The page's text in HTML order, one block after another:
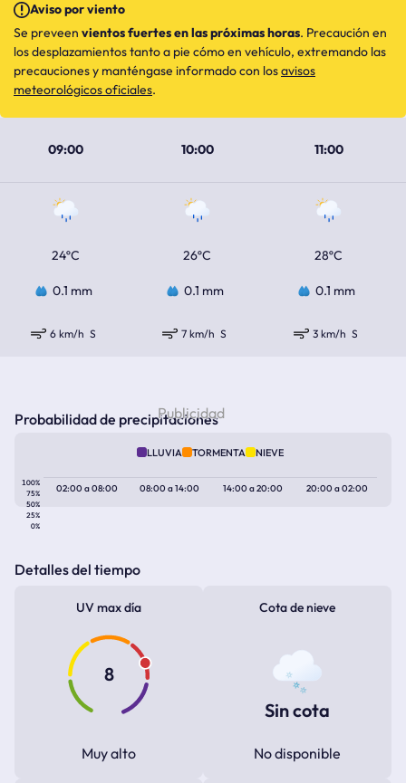
09:00 10:00 11:00
24ºC 26ºC 28ºC
0.1 mm 0.1 mm 0.1 mm
6 km/h S 7 km/h S 3 km/h S
Aviso por viento
Se preveen vientos fuertes en las próximas horas. Precaución en
los desplazamientos tanto a pie cómo en vehículo, extremando las
precauciones y manténgase informado con losavisos
meteorológicos oficiales.
Probabilidad de precipitaciones
LLUVIA TORMENTA NIEVE
100%
75%
50%
25%
0%
02:00a08:00 08:00a14:00 14:00a20:00 20:00a02:00
Detalles del tiempo
UV max día
8
Muy alto
Cota de nieve
Sin cota
No disponible